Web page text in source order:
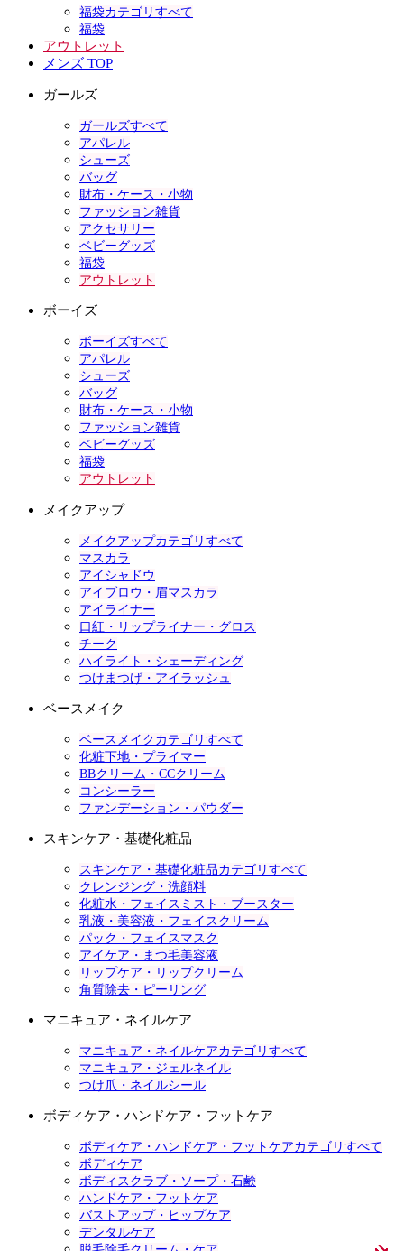
福袋カテゴリすべて
福袋
アウトレット
メンズ TOP
ガールズ
ガールズすべて
アパレル
シューズ
バッグ
財布・ケース・小物
ファッション雑貨
アクセサリー
ベビーグッズ
福袋
アウトレット
ボーイズ
ボーイズすべて
アパレル
シューズ
バッグ
財布・ケース・小物
ファッション雑貨
ベビーグッズ
福袋
アウトレット
メイクアップ
メイクアップカテゴリすべて
マスカラ
アイシャドウ
アイブロウ・眉マスカラ
アイライナー
口紅・リップライナー・グロス
チーク
ハイライト・シェーディング
つけまつげ・アイラッシュ
ベースメイク
ベースメイクカテゴリすべて
化粧下地・プライマー
BBクリーム・CCクリーム
コンシーラー
ファンデーション・パウダー
スキンケア・基礎化粧品
スキンケア・基礎化粧品カテゴリすべて
クレンジング・洗顔料
化粧水・フェイスミスト・ブースター
乳液・美容液・フェイスクリーム
パック・フェイスマスク
アイケア・まつ毛美容液
リップケア・リップクリーム
角質除去・ピーリング
マニキュア・ネイルケア
マニキュア・ネイルケアカテゴリすべて
マニキュア・ジェルネイル
つけ爪・ネイルシール
ボディケア・ハンドケア・フットケア
ボディケア・ハンドケア・フットケアカテゴリすべて
ボディケア
ボディスクラブ・ソープ・石鹸
ハンドケア・フットケア
バストアップ・ヒップケア
デンタルケア